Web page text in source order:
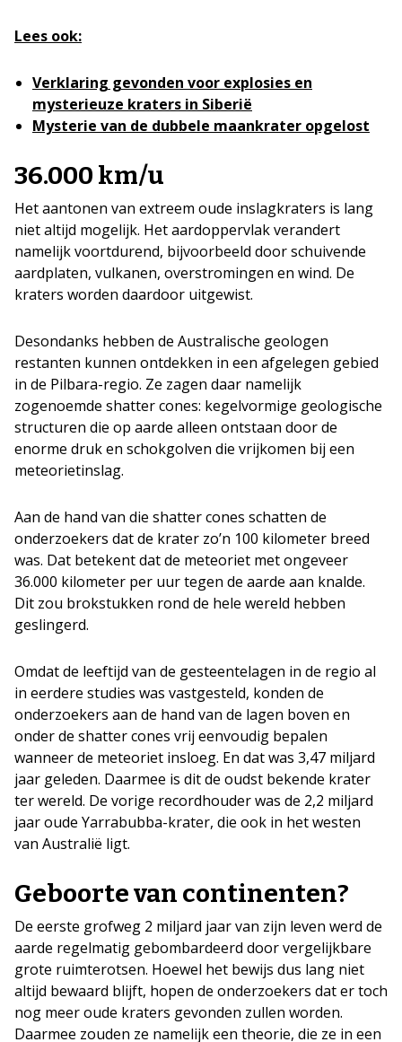
Lees ook:
Verklaring gevonden voor explosies en
mysterieuze kraters in Siberië
Mysterie van de dubbele maankrater opgelost
36.000 km/u
Het aantonen van extreem oude inslagkraters is lang
niet altijd mogelijk. Het aardoppervlak verandert
namelijk voortdurend, bijvoorbeeld door schuivende
aardplaten, vulkanen, overstromingen en wind. De
kraters worden daardoor uitgewist.
Desondanks hebben de Australische geologen
restanten kunnen ontdekken in een afgelegen gebied
in de Pilbara-regio. Ze zagen daar namelijk
zogenoemde shatter cones: kegelvormige geologische
structuren die op aarde alleen ontstaan door de
enorme druk en schokgolven die vrijkomen bij een
meteorietinslag.
Aan de hand van die shatter cones schatten de
onderzoekers dat de krater zo’n 100 kilometer breed
was. Dat betekent dat de meteoriet met ongeveer
36.000 kilometer per uur tegen de aarde aan knalde.
Dit zou brokstukken rond de hele wereld hebben
geslingerd.
Omdat de leeftijd van de gesteentelagen in de regio al
in eerdere studies was vastgesteld, konden de
onderzoekers aan de hand van de lagen boven en
onder de shatter cones vrij eenvoudig bepalen
wanneer de meteoriet insloeg. En dat was 3,47 miljard
jaar geleden. Daarmee is dit de oudst bekende krater
ter wereld. De vorige recordhouder was de 2,2 miljard
jaar oude Yarrabubba-krater, die ook in het westen
van Australië ligt.
Geboorte van continenten?
De eerste grofweg 2 miljard jaar van zijn leven werd de
aarde regelmatig gebombardeerd door vergelijkbare
grote ruimterotsen. Hoewel het bewijs dus lang niet
altijd bewaard blijft, hopen de onderzoekers dat er toch
nog meer oude kraters gevonden zullen worden.
Daarmee zouden ze namelijk een theorie, die ze in een